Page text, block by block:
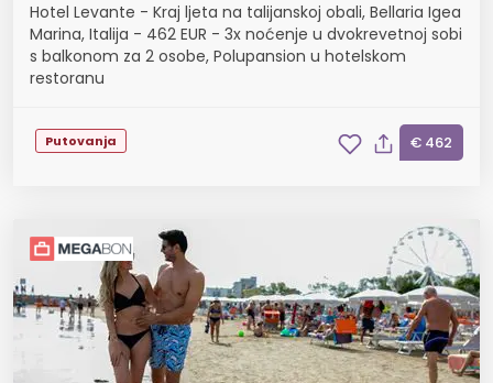
Hotel Levante - Kraj ljeta na talijanskoj obali, Bellaria Igea
Marina, Italija - 462 EUR - 3x noćenje u dvokrevetnoj sobi
s balkonom za 2 osobe, Polupansion u hotelskom
restoranu
Putovanja € 462